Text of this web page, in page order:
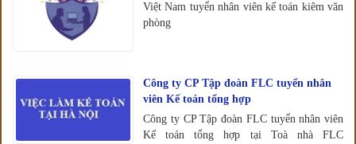
Việt Nam tuyển nhân viên kế toán kiêm văn
phòng
Công ty CP Tập đoàn FLC tuyển nhân
viên Kế toán tổng hợp
Công ty CP Tập đoàn FLC tuyển nhân viên
Kế toán tổng hợp tại Toà nhà FLC